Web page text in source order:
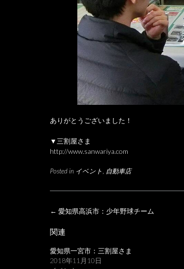
ありがとうございました！
▼三割屋さま
http://www.sanwariya.com
Posted in イベント 自動車店
Post
← 愛知県高浜市：少年野球チーム
関連
愛知県一宮市：三割屋さま
2018年11月10日